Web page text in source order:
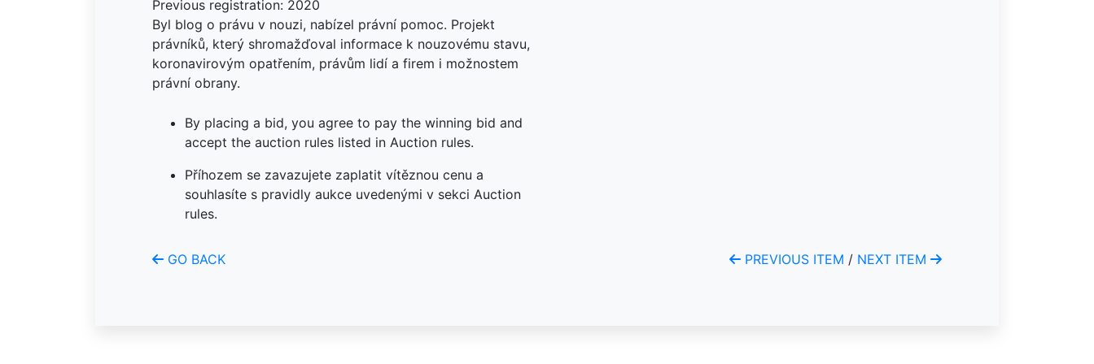
Previous registration: 2020
Byl blog o právu v nouzi, nabízel právní pomoc. Projekt
právníků, který shromažďoval informace k nouzovému stavu,
koronavirovým opatřením, právům lidí a firem i možnostem
právní obrany.
By placing a bid, you agree to pay the winning bid and
accept the auction rules listed in Auction rules.
Příhozem se zavazujete zaplatit vítěznou cenu a
souhlasíte s pravidly aukce uvedenými v sekci Auction
rules.
GO BACK PREVIOUS ITEM / NEXT ITEM